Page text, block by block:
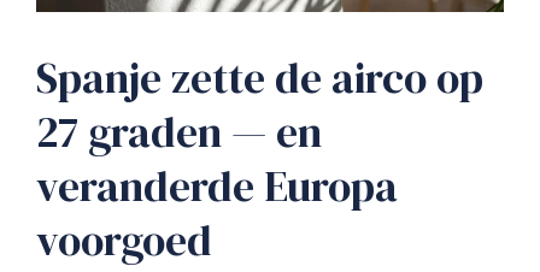
Spanje zette de airco op
27 graden — en
veranderde Europa
voorgoed